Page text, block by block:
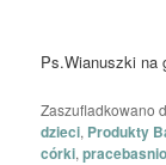
Ps.Wianuszki na
Zaszufladkowano
dzieci, Produkty
córki,